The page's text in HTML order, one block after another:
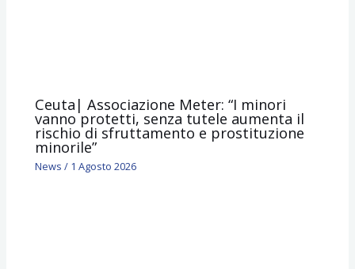
Ceuta| Associazione Meter: “I minori
vanno protetti, senza tutele aumenta il
rischio di sfruttamento e prostituzione
minorile”
News / 1 Agosto 2026